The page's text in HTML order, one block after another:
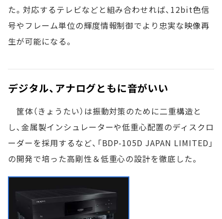
た。対応するテレビなどと組み合わせれば、12bit色信
号やフレーム単位の輝度情報制御でより忠実な映像再
生が可能になる。
デジタル、アナログともに音がいい
筐体（きょうたい）は振動対策のために二重構造と
し、金属製インシュレーターや低重心配置のディスクロ
ーダーを採用するなど、「BDP-105D JAPAN LIMITED」
の開発で培った高剛性＆低重心の設計を徹底した。